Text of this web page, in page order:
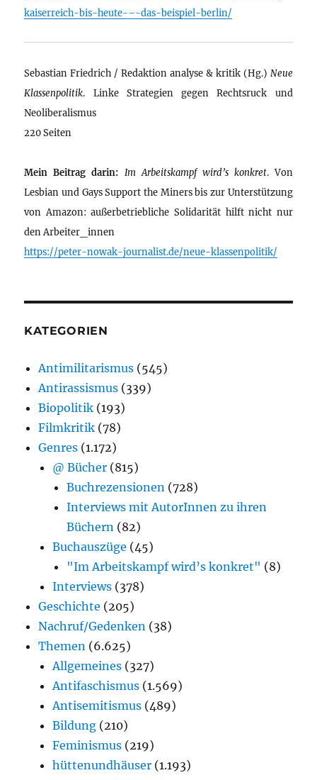
kaiserreich-bis-heute-–-das-beispiel-berlin/
Sebastian Friedrich / Redaktion analyse & kritik (Hg.) Neue
Klassenpolitik. Linke Strategien gegen Rechtsruck und
Neoliberalismus
220 Seiten
Mein Beitrag darin: Im Arbeitskampf wird’s konkret. Von
Lesbian und Gays Support the Miners bis zur Unterstützung
von Amazon: außerbetriebliche Solidarität hilft nicht nur
den Arbeiter_innen
https://peter-nowak-journalist.de/neue-klassenpolitik/
KATEGORIEN
Antimilitarismus (545)
Antirassismus (339)
Biopolitik (193)
Filmkritik (78)
Genres (1.172)
@ Bücher (815)
Buchrezensionen (728)
Interviews mit AutorInnen zu ihren
Büchern (82)
Buchauszüge (45)
"Im Arbeitskampf wird’s konkret" (8)
Interviews (378)
Geschichte (205)
Nachruf/Gedenken (38)
Themen (6.625)
Allgemeines (327)
Antifaschismus (1.569)
Antisemitismus (489)
Bildung (210)
Feminismus (219)
hüttenundhäuser (1.193)